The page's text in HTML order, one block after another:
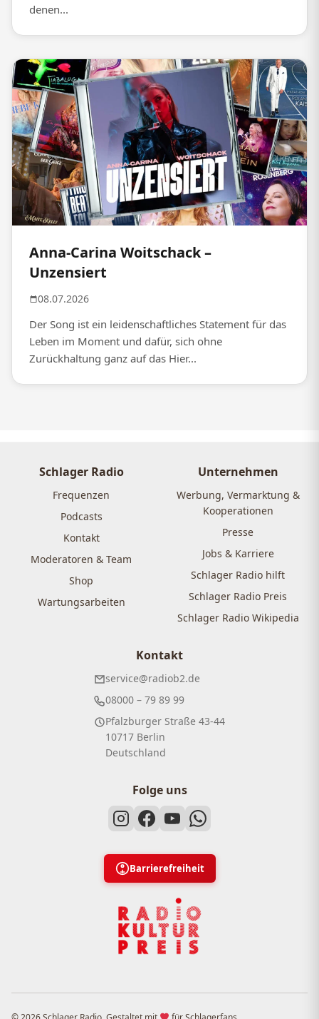
denen...
Anna-Carina Woitschack –
Unzensiert
08.07.2026
Der Song ist ein leidenschaftliches Statement für das
Leben im Moment und dafür, sich ohne
Zurückhaltung ganz auf das Hier...
Schlager Radio
Frequenzen
Podcasts
Kontakt
Moderatoren & Team
Shop
Wartungsarbeiten
Unternehmen
Werbung, Vermarktung &
Kooperationen
Presse
Jobs & Karriere
Schlager Radio hilft
Schlager Radio Preis
Schlager Radio Wikipedia
Kontakt
service@radiob2.de
08000 – 79 89 99
Pfalzburger Straße 43-44
10717 Berlin
Deutschland
Folge uns
Barrierefreiheit